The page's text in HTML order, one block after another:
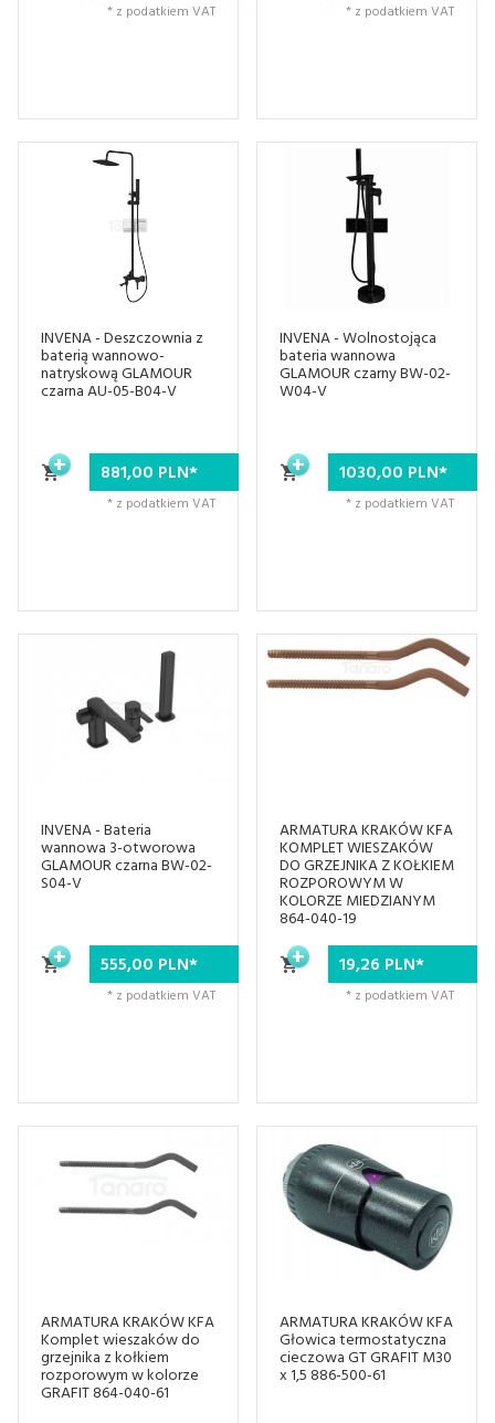
* z podatkiem VAT * z podatkiem VAT
INVENA - Deszczownia z
baterią wannowo-
natryskową GLAMOUR
czarna AU-05-B04-V
881,00 PLN*
* z podatkiem VAT
INVENA - Wolnostojąca
bateria wannowa
GLAMOUR czarny BW-02-
W04-V
1030,00 PLN*
* z podatkiem VAT
INVENA - Bateria
wannowa 3-otworowa
GLAMOUR czarna BW-02-
S04-V
555,00 PLN*
* z podatkiem VAT
ARMATURA KRAKÓW KFA
KOMPLET WIESZAKÓW
DO GRZEJNIKA Z KOŁKIEM
ROZPOROWYM W
KOLORZE MIEDZIANYM
864-040-19
19,26 PLN*
* z podatkiem VAT
ARMATURA KRAKÓW KFA
Komplet wieszaków do
grzejnika z kołkiem
rozporowym w kolorze
GRAFIT 864-040-61
ARMATURA KRAKÓW KFA
Głowica termostatyczna
cieczowa GT GRAFIT M30
x 1,5 886-500-61